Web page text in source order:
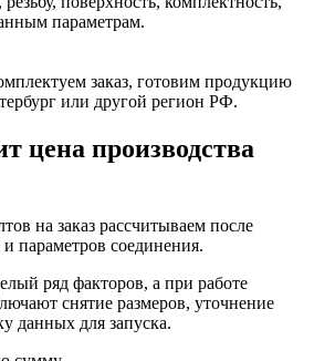
параметрам.
заказ, готовим продукцию
или другой регион РФ.
цена производства
на заказ рассчитываем после
параметров соединения.
ряд факторов, а при работе
снятие размеров, уточнение
данных для запуска.